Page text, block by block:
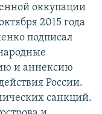
оккупации
2015 года
подписал
и аннексию
России.
санкций.